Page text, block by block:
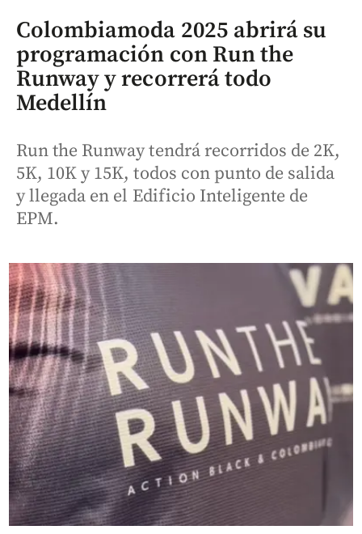
Colombiamoda 2025 abrirá su
programación con Run the
Runway y recorrerá todo
Medellín
Run the Runway tendrá recorridos de 2K,
5K, 10K y 15K, todos con punto de salida
y llegada en el Edificio Inteligente de
EPM.